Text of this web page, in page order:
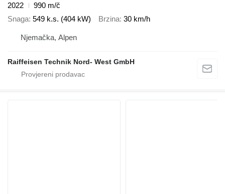
2022
990 m/č
Snaga 549 k.s. (404 kW) Brzina 30 km/h
Njemačka, Alpen
Raiffeisen Technik Nord- West GmbH